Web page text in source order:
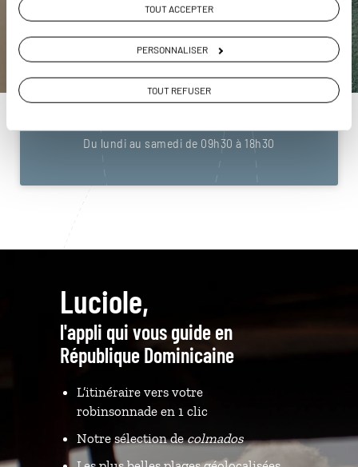
TOUT ACCEPTER
PERSONNALISER
TOUT REFUSER
Construisez votre voyage avec un spécialiste
01 84 74 99 40
Du lundi au samedi de 09h30 à 18h30
Luciole,
l'appli qui vous guide en
République Dominicaine
L’itinéraire vers votre
robinsonnade en 1 clic
Notre sélection decolmados